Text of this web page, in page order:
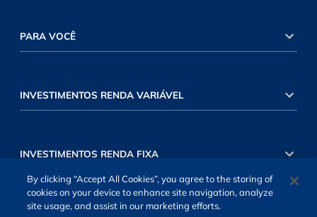
PARA VOCÊ
INVESTIMENTOS RENDA VARIÁVEL
INVESTIMENTOS RENDA FIXA
By clicking “Accept All Cookies”, you agree to the storing of
cookies on your device to enhance site navigation, analyze
site usage, and assist in our marketing efforts.